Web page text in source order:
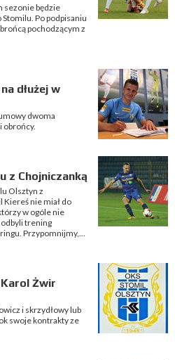
sezonie będzie
Po podpisaniu
pochodzącym z
dłużej w
dwoma
obrońcy.
z Chojniczanką
Olsztyn z
nie miał do
w ogóle nie
trening
Przypomnijmy,...
Żwir
i skrzydłowy lub
swoje kontrakty ze